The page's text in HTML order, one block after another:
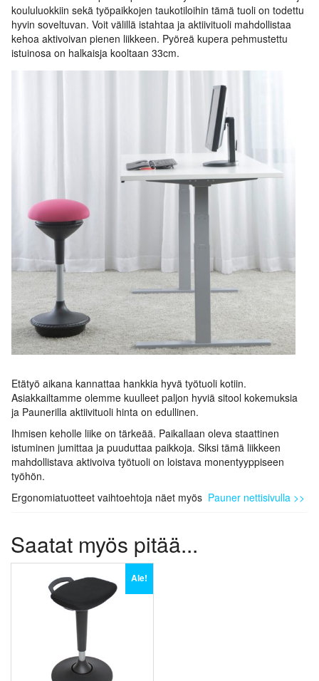
koululuokkiin sekä työpaikkojen taukotiloihin tämä tuoli on todettu
hyvin soveltuvan. Voit välillä istahtaa ja aktiivituoli mahdollistaa
kehoa aktivoivan pienen liikkeen. Pyöreä kupera pehmustettu
istuinosa on halkaisja kooltaan 33cm.
Etätyö aikana kannattaa hankkia hyvä työtuoli kotiin.
Asiakkailtamme olemme kuulleet paljon hyviä sitool kokemuksia
ja Paunerilla aktiivituoli hinta on edullinen.
Ihmisen keholle liike on tärkeää. Paikallaan oleva staattinen
istuminen jumittaa ja puuduttaa paikkoja. Siksi tämä liikkeen
mahdollistava aktivoiva työtuoli on loistava monentyyppiseen
työhön.
Ergonomiatuotteet vaihtoehtoja näet myös Pauner nettisivulla >>
Saatat myös pitää...
Ale!